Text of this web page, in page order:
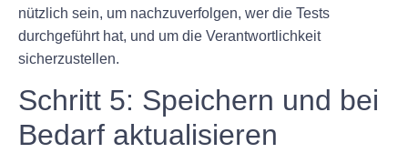
nützlich sein, um nachzuverfolgen, wer die Tests
durchgeführt hat, und um die Verantwortlichkeit
sicherzustellen.
Schritt 5: Speichern und bei
Bedarf aktualisieren